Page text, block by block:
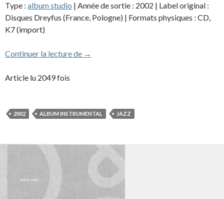
Type : album studio | Année de sortie : 2002 | Label original :
Disques Dreyfus (France, Pologne) | Formats physiques : CD,
K7 (import)
Continuer la lecture de Sessions 2000
→
Article lu 2049 fois
2002 ALBUM INSTRUMENTAL JAZZ